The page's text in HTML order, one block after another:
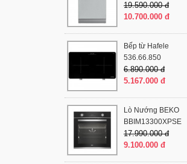
19.590.000 đ
10.700.000 đ
Bếp từ Hafele
536.66.850
6.890.000 đ
5.167.000 đ
Lò Nướng BEKO
BBIM13300XPSE
17.990.000 đ
9.100.000 đ